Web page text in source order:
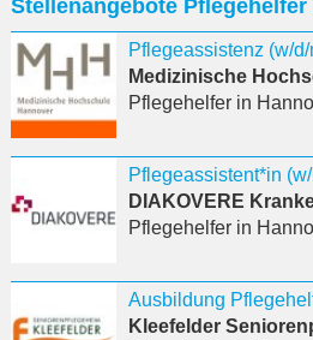
eingeben
Stellenangebote
Pflegehelferin
Pflegehelferin
Kleefelder